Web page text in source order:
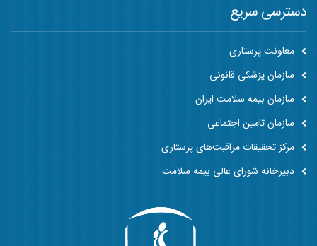
دسترسی سریع
معاونت پرستاری
سازمان پزشکی قانونی
سازمان بیمه سلامت ایران
سازمان تامین اجتماعی
مرکز تحقیقات مراقبت‌های پرستاری
دبیرخانه شورای عالی بیمه سلامت